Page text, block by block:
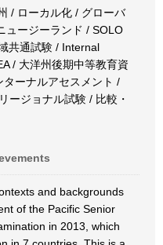
/ ローカル化 / グローバ
ュージーランド / SOLO
共通試験 / Internal
/ 大洋州後期中等教育資
ーナルアセスメント /
ージョナル試験 / 比較・
and backgrounds
of the Pacific Senior
in 2013, which